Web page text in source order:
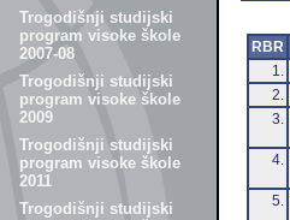
Trogodišnji studijski
program visoke škole
2007-08
Trogodišnji studijski
program visoke škole
2009
Trogodišnji studijski
program visoke škole
2011
Trogodišnji studijski
RBR
1.
2.
3.
4.
5.